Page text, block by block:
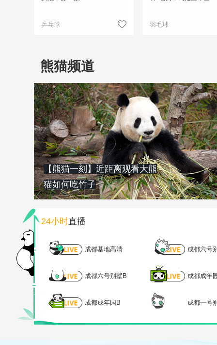
乒乓球 羽毛球
熊猫频道
【熊猫一刻】近距离观看大熊
猫如何吃竹子
24小时直播
成都基地高清 成都六号
成都六号别墅B 成都成年
成都成年园B 成都一号